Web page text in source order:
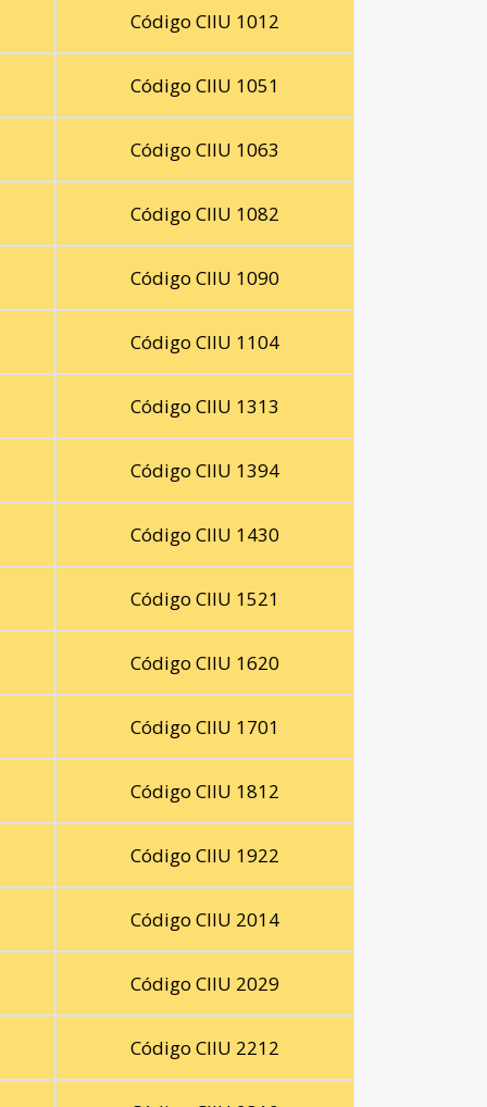
Código CIIU 1012
Código CIIU 1051
Código CIIU 1063
Código CIIU 1082
Código CIIU 1090
Código CIIU 1104
Código CIIU 1313
Código CIIU 1394
Código CIIU 1430
Código CIIU 1521
Código CIIU 1620
Código CIIU 1701
Código CIIU 1812
Código CIIU 1922
Código CIIU 2014
Código CIIU 2029
Código CIIU 2212